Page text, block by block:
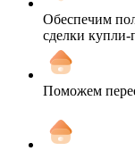
Обеспечим
сделки купли-
Поможем